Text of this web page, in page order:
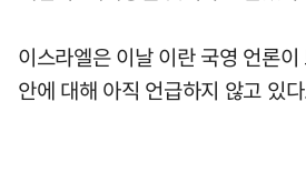
이스라엘은 이날 이란 국영 언론
안에 대해 아직 언급하지 않고 있